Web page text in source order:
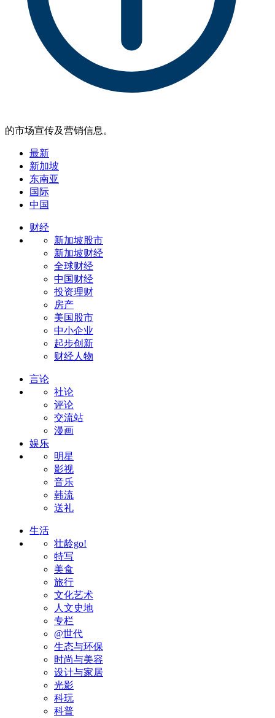
的市场宣传及营销信息。
最新
新加坡
东南亚
国际
中国
财经
新加坡股市
新加坡财经
全球财经
中国财经
投资理财
房产
美国股市
中小企业
起步创新
财经人物
言论
社论
评论
交流站
漫画
娱乐
明星
影视
音乐
韩流
送礼
生活
壮龄go!
特写
美食
旅行
文化艺术
人文史地
专栏
@世代
生态与环保
时尚与美容
设计与家居
光影
科玩
科普